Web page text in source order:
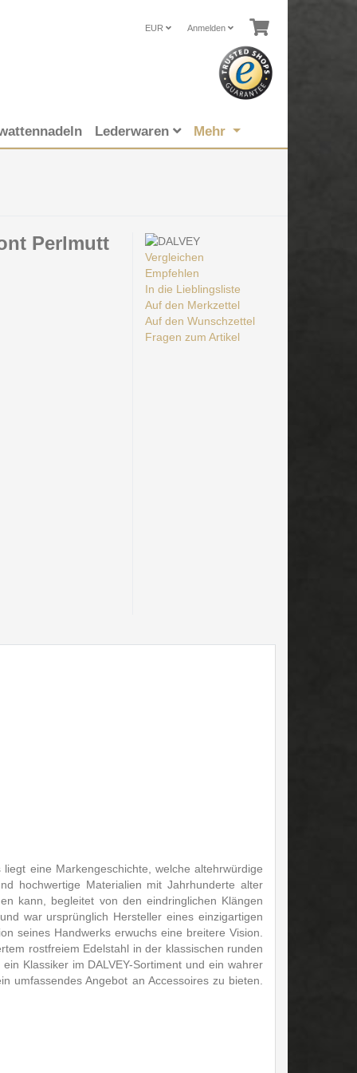
EUR Anmelden
Lederwaren Mehr
Perlmutt
Vergleichen
Empfehlen
In die Lieblingsliste
Auf den Merkzettel
Auf den Wunschzettel
Fragen zum Artikel
eine Markengeschichte, welche altehrwürdige
hochwertige Materialien mit Jahrhunderte alter
kann, begleitet von den eindringlichen Klängen
war ursprünglich Hersteller eines einzigartigen
seines Handwerks erwuchs eine breitere Vision.
rostfreiem Edelstahl in der klassischen runden
Klassiker im DALVEY-Sortiment und ein wahrer
umfassendes Angebot an Accessoires zu bieten.